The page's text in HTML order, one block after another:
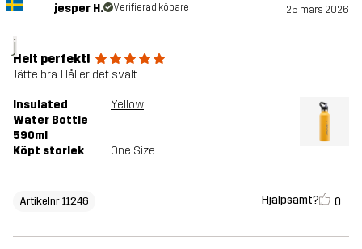
j
jesper H. Verifierad köpare 25 mars 2026
Helt perfekt!
Jätte bra. Håller det svalt.
Insulated
Water Bottle
590ml
Yellow
Köpt storlek One Size
Artikelnr 11246 Hjälpsamt? 0